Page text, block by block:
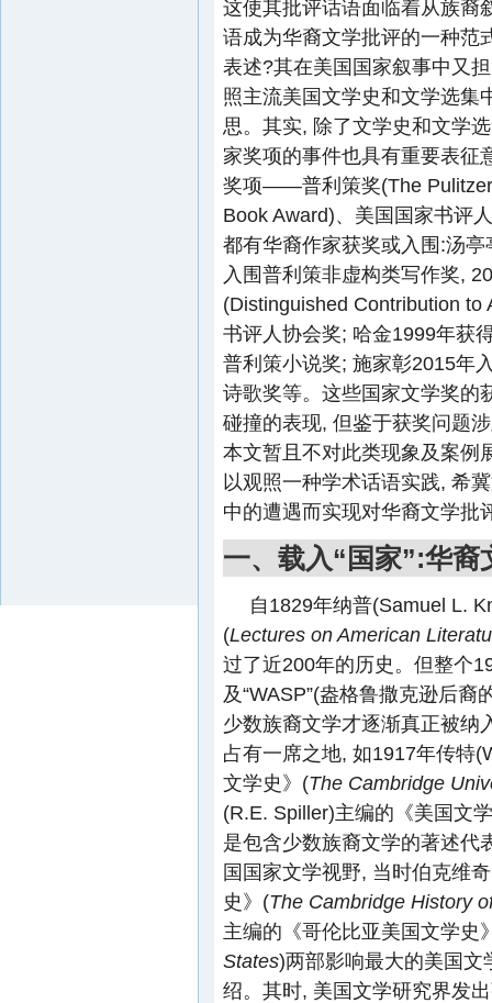
这使其批评话语面临着从族裔
语成为华裔文学批评的一种范
表述?其在美国国家叙事中又
照主流美国文学史和文学选集
思。其实, 除了文学史和文学
家奖项的事件也具有重要表征
奖项——普利策奖(The
Book Award)、美国国家书评
都有华裔作家获奖或入围:汤
入围普利策非虚构类写作奖,
(Distinguished Contribution
书评人协会奖; 哈金1999年获
普利策小说奖; 施家彰2015年
诗歌奖等。这些国家文学奖的
碰撞的表现, 但鉴于获奖问题
本文暂且不对此类现象及案例
以观照一种学术话语实践, 希
中的遭遇而实现对华裔文学批
一、载入“国家”:华
自1829年纳普(Samuel L.
(Lectures on American
过了近200年的历史。但整个
及“WASP”(盎格鲁撒克逊后
少数族裔文学才逐渐真正被纳
占有一席之地, 如1917年传特
文学史》(The Cambridge
(R.E. Spiller)主编的《美国文
是包含少数族裔文学的著述代
国国家文学视野, 当时伯克维
史》(The Cambridge History
主编的《哥伦比亚美国文学史
States)两部影响最大的美国文
绍。其时, 美国文学研究界发